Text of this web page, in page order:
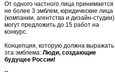
От одного частного лица принимается
не более 3 эмблем, юридические лица
(компании, агентства и дизайн-студии)
могут предложить до 15 работ на
конкурс.
Концепция, которую должна выражать
эта эмблема: Люди, создающие
будущее России!